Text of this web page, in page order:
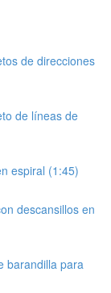
de direcciones
de líneas de
espiral (1:45)
descansillos en
barandilla para